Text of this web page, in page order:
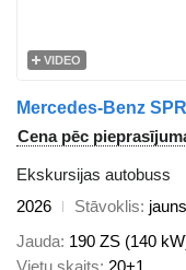
VIDEO
Cena pēc
Ekskursijas autobuss
2026
Stāvoklis jauns
Jauda 190 ZS (140